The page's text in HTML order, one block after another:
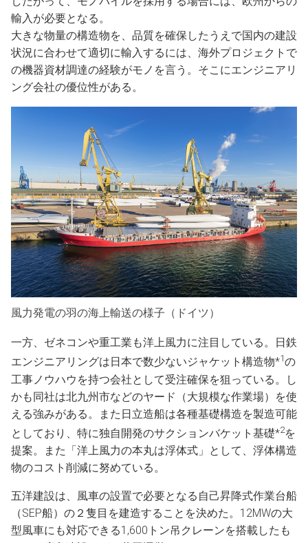
輸入が必要となる。
大きな物量の構造物を、品質を確保したうえで国内の建設
状況に合わせて適切に輸入するには、海外プロジェクトで
の機器資材調達の経験がモノを言う。そこにエンジニアリ
ング会社の優位性がある。
風力発電の羽の海上輸送の様子（ドイツ）
一方、ゼネコンや重工業も洋上風力に注目している。日鉄
エンジニアリングは日本で数少ないジャケット構造物*1の
工事ノウハウを持つ会社として受注確保を狙っている。し
かも同社は北九州市などのヤード（大規模な作業場）を使
える強みがある。また日立造船は各種基礎構造を製造可能
としており、特に独自開発のサクションバケット基礎*2を
提案。また「洋上風力の本丸は浮体式」として、浮体構造
物のコスト削減に努めている。
五洋建設は、風車の設置で必要となる自己昇降式作業台船
（SEP船）の２隻目を建造することを決めた。12MWの大
型風車にも対応できる1,600トン吊クレーンを搭載したも